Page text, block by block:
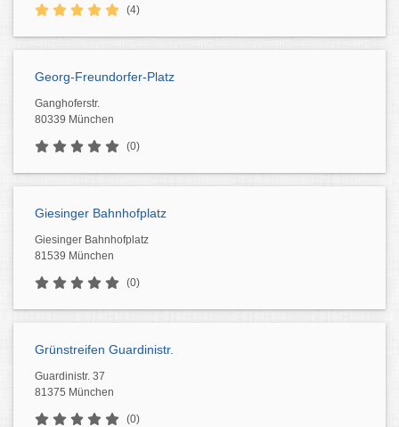
(4)
Georg-Freundorfer-Platz
Ganghoferstr.
80339 München
(0)
Giesinger Bahnhofplatz
Giesinger Bahnhofplatz
81539 München
(0)
Grünstreifen Guardinistr.
Guardinistr. 37
81375 München
(0)